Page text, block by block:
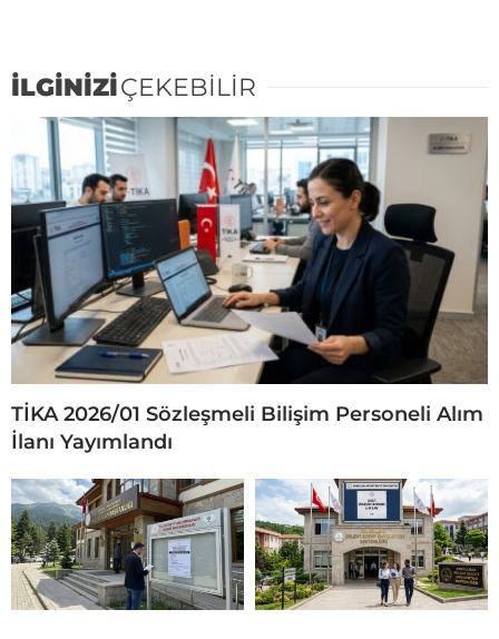
İLGİNİZİÇEKEBİLİR
TİKA 2026/01 Sözleşmeli Bilişim Personeli Alım
İlanı Yayımlandı